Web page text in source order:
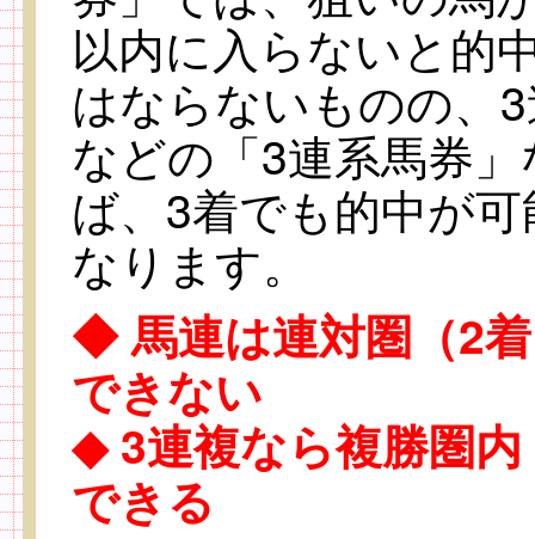
以内に入らないと的
はならないものの、
などの「3連系馬券
ば、3着でも的中が
なります。
◆ 馬連は連対圏（2
できない
◆ 3連複なら複勝圏
できる